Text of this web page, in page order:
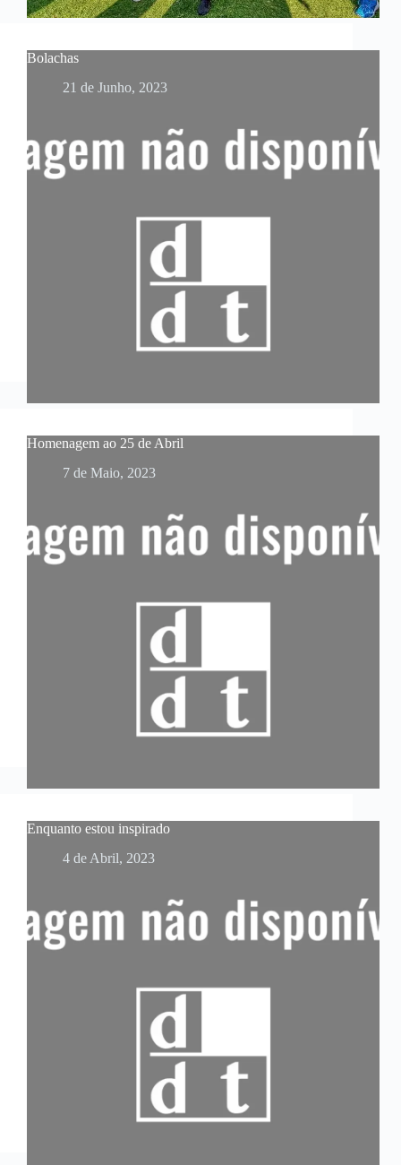
Bolachas
21 de Junho, 2023
Homenagem ao 25 de Abril
7 de Maio, 2023
Enquanto estou inspirado
4 de Abril, 2023